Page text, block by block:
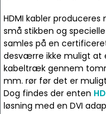
HDMI kabler
små stikben og
samles på en
desværre ikke muligt at
kabeltræk gennem
mm. rør før det er
Dog findes der enten
løsning med en DVI